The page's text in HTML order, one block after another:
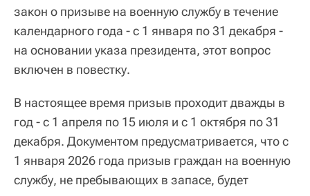
закон о призыве на военную службу в течение
календарного года - с 1 января по 31 декабря -
на основании указа президента, этот вопрос
включен в повестку.
В настоящее время призыв проходит дважды в
год - с 1 апреля по 15 июля и с 1 октября по 31
декабря. Документом предусматривается, что с
1 января 2026 года призыв граждан на военную
службу, не пребывающих в запасе, будет